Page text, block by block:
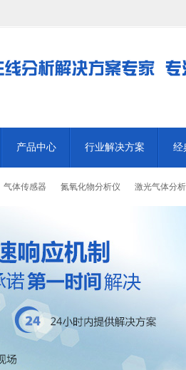
产品中心 行业解决方案 经
气体传感器 氮氧化物分析仪 激光气体分